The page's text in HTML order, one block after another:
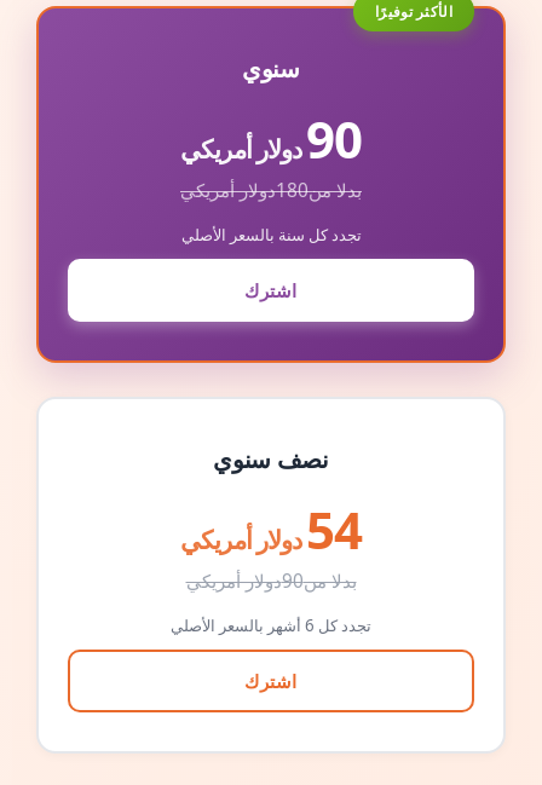
الأكثر توفيرًا
سنوي
90دولار أمريكي
بدلا من180دولار أمريكي
تجدد كل سنة بالسعر الأصلي
اشترك
نصف سنوي
54 دولار أمريكي
بدلا من90دولار أمريكي
تجدد كل 6 أشهر بالسعر الأصلي
اشترك